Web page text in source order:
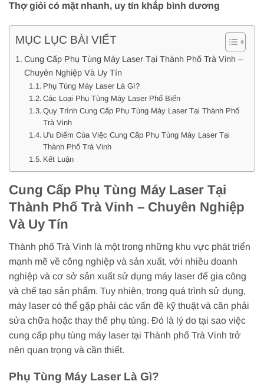
Thợ giỏi có mặt nhanh, uy tín khắp bình dương
MỤC LỤC BÀI VIẾT
Cung Cấp Phụ Tùng Máy Laser Tại Thành Phố Trà Vinh –
Chuyên Nghiệp Và Uy Tín
Phụ Tùng Máy Laser Là Gì?
Các Loại Phụ Tùng Máy Laser Phổ Biến
Quy Trình Cung Cấp Phụ Tùng Máy Laser Tại Thành Phố
Trà Vinh
Ưu Điểm Của Việc Cung Cấp Phụ Tùng Máy Laser Tại
Thành Phố Trà Vinh
Kết Luận
Cung Cấp Phụ Tùng Máy Laser Tại
Thành Phố Trà Vinh – Chuyên Nghiệp
Và Uy Tín
Thành phố Trà Vinh là một trong những khu vực phát triển
mạnh mẽ về công nghiệp và sản xuất, với nhiều doanh
nghiệp và cơ sở sản xuất sử dụng máy laser để gia công
và chế tạo sản phẩm. Tuy nhiên, trong quá trình sử dụng,
máy laser có thể gặp phải các vấn đề kỹ thuật và cần phải
sửa chữa hoặc thay thế phụ tùng. Đó là lý do tại sao việc
cung cấp phụ tùng máy laser tại Thành phố Trà Vinh trở
nên quan trọng và cần thiết.
Phụ Tùng Máy Laser Là Gì?